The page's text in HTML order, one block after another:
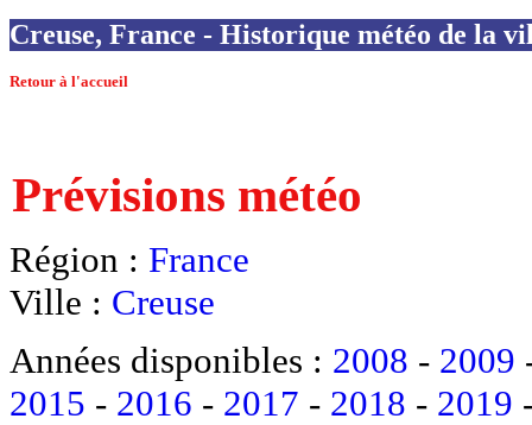
Creuse, France - Historique météo de la
Retour à l'accueil
Prévisions météo
Région : France
Ville : Creuse
Années disponibles : 2008 - 2009
2015 - 2016 - 2017 - 2018 - 2019